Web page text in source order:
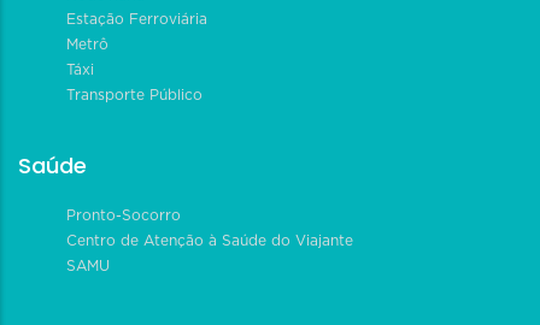
Estação Ferroviária
Metrô
Táxi
Transporte Público
Saúde
Pronto-Socorro
Centro de Atenção à Saúde do Viajante
SAMU